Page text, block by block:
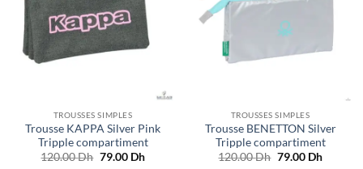
TROUSSES SIMPLES
Trousse KAPPA Silver Pink
Tripple compartiment
120.00Dh Le
79.00 DhLe
TROUSSES SIMPLES
Trousse BENETTON Silver
Tripple compartiment
120.00Dh Le
79.00 DhLe